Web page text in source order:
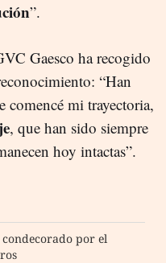
”.
Gaesco ha recogido
“Han
comencé mi trayectoria,
, que han sido siempre
hoy intactas”.
por el